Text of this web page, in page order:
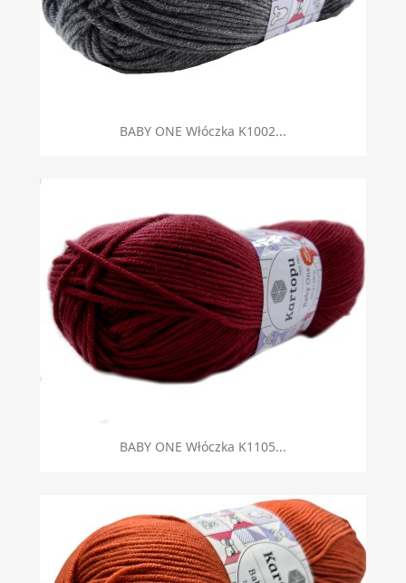
BABY ONE Włóczka K1002...
BABY ONE Włóczka K1105...